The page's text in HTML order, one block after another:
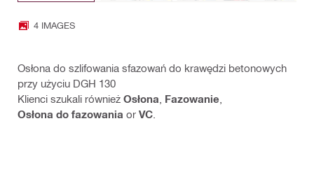
4 IMAGES
Osłona do szlifowania sfazowań do krawędzi betonowych
przy użyciu DGH 130
Klienci szukali również Osłona Fazowanie
Osłona do fazowania or VC